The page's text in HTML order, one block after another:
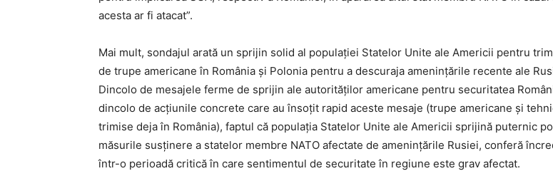
acesta ar fi atacat”.
Mai mult, sondajul arată un sprijin solid al populației Statelor Unite ale Americii pentru
de trupe americane în România și Polonia pentru a descuraja amenințările recente ale
Dincolo de mesajele ferme de sprijin ale autorităților americane pentru securitatea
dincolo de acțiunile concrete care au însoțit rapid aceste mesaje (trupe americane și
trimise deja în România), faptul că populația Statelor Unite ale Americii sprijină puternic
măsurile susținere a statelor membre NATO afectate de amenințările Rusiei, conferă
într-o perioadă critică în care sentimentul de securitate în regiune este grav afectat.